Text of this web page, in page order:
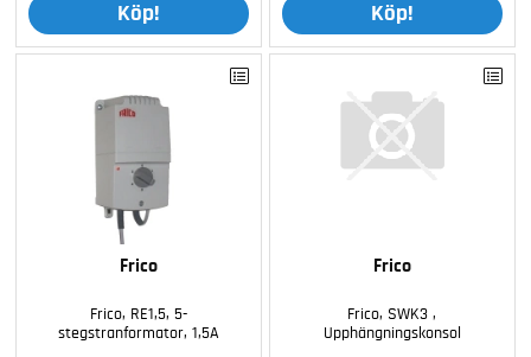
Köp! Köp!
Frico
Frico, RE1,5, 5-
stegstranformator, 1,5A
Frico
Frico, SWK3 ,
Upphängningskonsol